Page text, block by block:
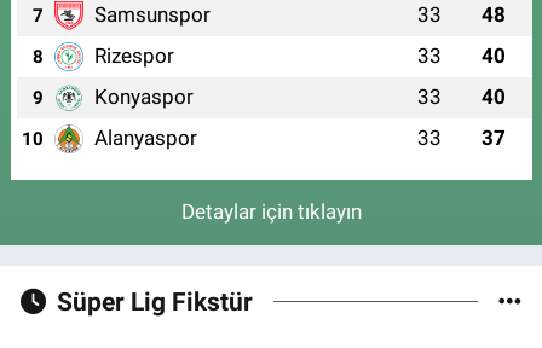
7 Samsunspor 33 48
8 Rizespor 33 40
9 Konyaspor 33 40
10 Alanyaspor 33 37
Detaylar için tıklayın
Süper Lig Fikstür